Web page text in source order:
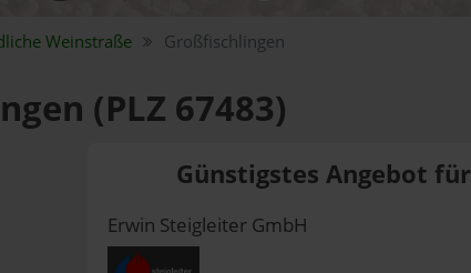
Weinstraße Großfischlingen
(PLZ 67483)
Günstigstes Angebot für
Erwin Steigleiter GmbH